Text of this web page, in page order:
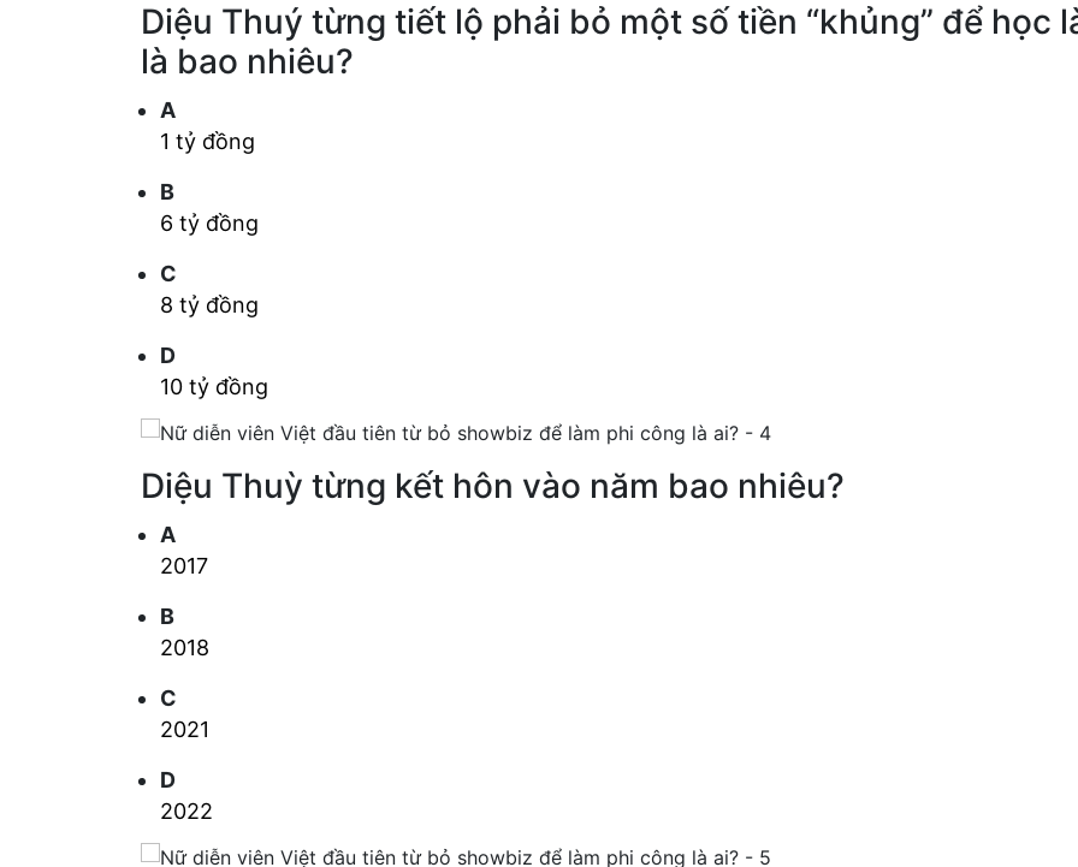
Diệu Thuý từng tiết lộ phải bỏ một số tiền “khủng” để học
là bao nhiêu?
A
1 tỷ đồng
B
6 tỷ đồng
C
8 tỷ đồng
D
10 tỷ đồng
Diệu Thuỳ từng kết hôn vào năm bao nhiêu?
A
2017
B
2018
C
2021
D
2022